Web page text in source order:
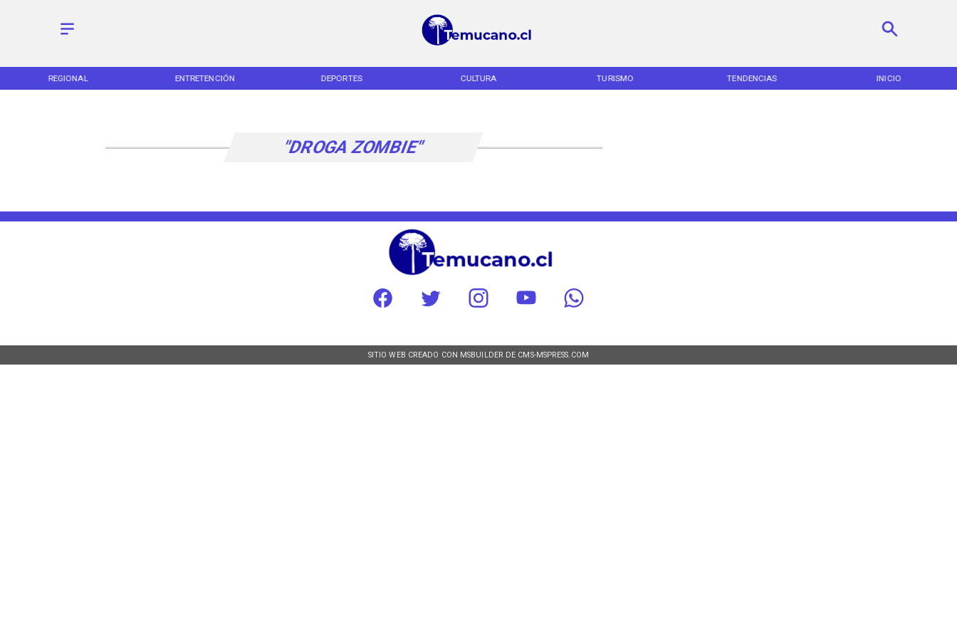
REGIONAL ENTRETENCIÓN DEPORTES CULTURA TURISMO TENDENCIAS INICIO
"DROGA ZOMBIE"
SITIO WEB CREADO CON MSBUILDER DE CMS-MSPRESS.COM